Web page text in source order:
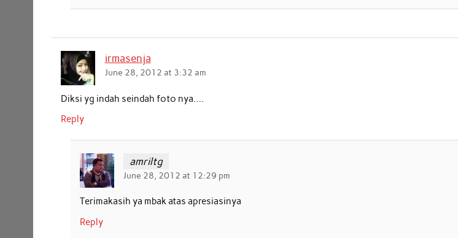
irmasenja
June 28, 2012 at 3:32 am
Diksi yg indah seindah foto nya….
Reply
amriltg
June 28, 2012 at 12:29 pm
Terimakasih ya mbak atas apresiasinya
Reply